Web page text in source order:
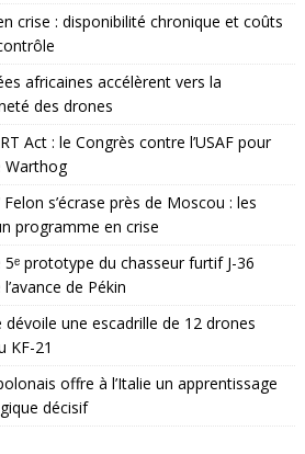
crise : disponibilité chronique et coûts
africaines accélèrent vers la
des drones
Act : le Congrès contre l’USAF pour
Warthog
Felon s’écrase près de Moscou : les
programme en crise
5ᵉ prototype du chasseur furtif J-36
de Pékin
dévoile une escadrille de 12 drones
KF-21
offre à l’Italie un apprentissage
décisif